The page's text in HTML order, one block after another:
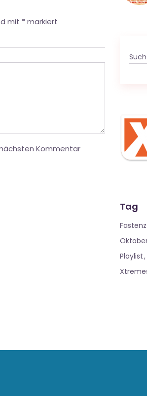
mit * markiert
Kommentar
for:
Tag
Playlist